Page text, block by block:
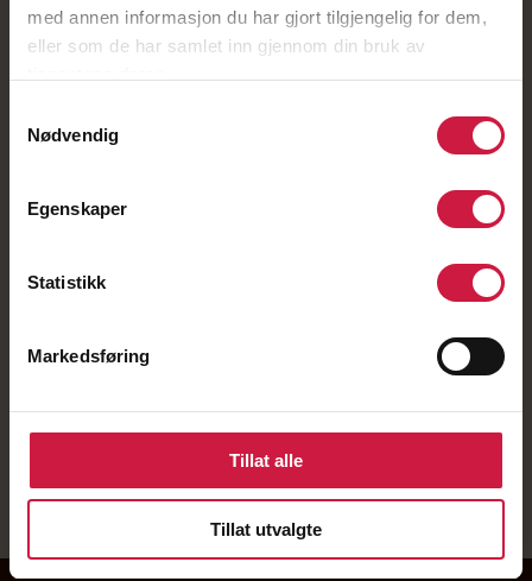
med annen informasjon du har gjort tilgjengelig for dem,
eller som de har samlet inn gjennom din bruk av
Nødvendig
Egenskaper
Statistikk
Markedsføring
Tillat alle
Tillat utvalgte
Digital eksamen for
Nettresurser til eksamen på
skole.ntg.no/eksamen-u. Denne siden er åpen i